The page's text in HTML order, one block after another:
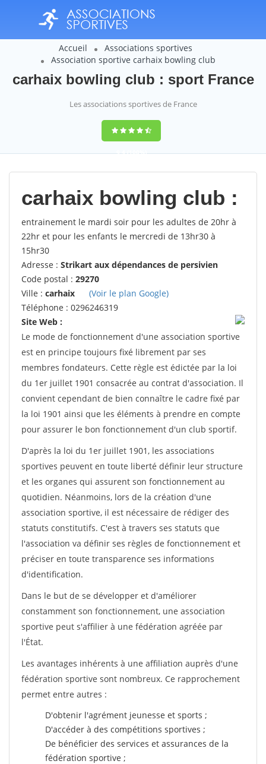
Accueil
Associations sportives
Association sportive carhaix bowling club
carhaix bowling club : sport France
Les associations sportives de France
9,4(100%)
14358votes
carhaix bowling club :
entrainement le mardi soir pour les adultes de 20hr à
22hr et pour les enfants le mercredi de 13hr30 à
15hr30
Adresse : Strikart aux dépendances de persivien
Code postal : 29270
Ville : carhaix
(Voir le plan Google)
Téléphone : 0296246319
Site Web :
Le mode de fonctionnement d'une association sportive
est en principe toujours fixé librement par ses
membres fondateurs. Cette règle est édictée par la loi
du 1er juillet 1901 consacrée au contrat d'association. Il
convient cependant de bien connaître le cadre fixé par
la loi 1901 ainsi que les éléments à prendre en compte
pour assurer le bon fonctionnement d'un club sportif.
D'après la loi du 1er juillet 1901, les associations
sportives peuvent en toute liberté définir leur structure
et les organes qui assurent son fonctionnement au
quotidien. Néanmoins, lors de la création d'une
association sportive, il est nécessaire de rédiger des
statuts constitutifs. C'est à travers ses statuts que
l'association va définir ses règles de fonctionnement et
préciser en toute transparence ses informations
d'identification.
Dans le but de se développer et d'améliorer
constamment son fonctionnement, une association
sportive peut s'affilier à une fédération agréée par
l'État.
Les avantages inhérents à une affiliation auprès d'une
fédération sportive sont nombreux. Ce rapprochement
permet entre autres :
D'obtenir l'agrément jeunesse et sports ;
D'accéder à des compétitions sportives ;
De bénéficier des services et assurances de la
fédération sportive ;